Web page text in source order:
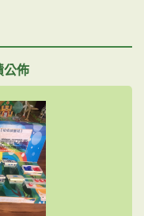
公佈